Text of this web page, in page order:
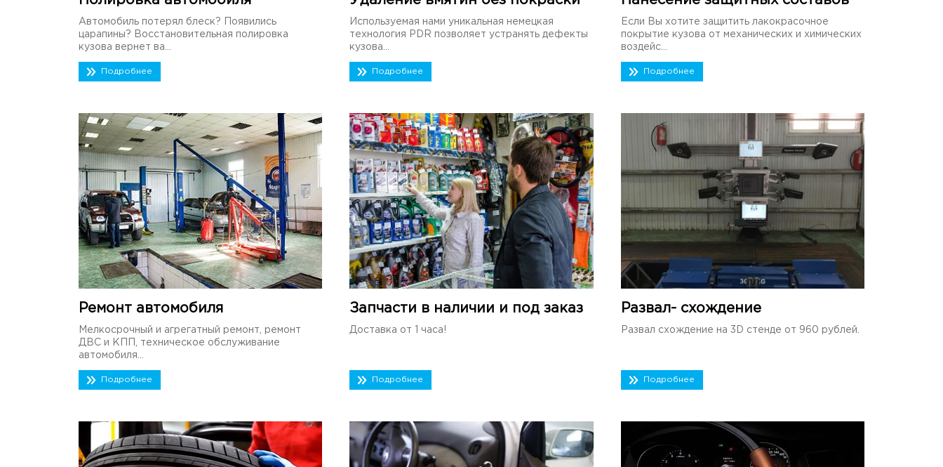
Автомобиль потерял блеск? Появились
царапины? Восстановительная полировка
кузова вернет ва...
Подробнее
Используемая нами уникальная немецкая
технология PDR позволяет устранять дефекты
кузова...
Подробнее
Если Вы хотите защитить лакокрасочное
покрытие кузова от механических и химических
воздейс...
Подробнее
Ремонт автомобиля
Мелкосрочный и агрегатный ремонт, ремонт
ДВС и КПП, техническое обслуживание
автомобиля...
Подробнее
Запчасти в наличии и под заказ
Доставка от 1 часа!
Подробнее
Развал- схождение
Развал схождение на 3D стенде от 960 рублей.
Подробнее